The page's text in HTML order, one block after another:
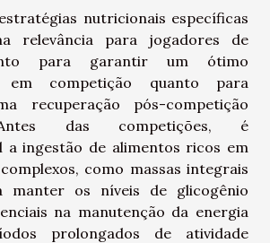
nutricionais específicas
relevância para jogadores de
para garantir um ótimo
em competição quanto para
recuperação pós-competição
das competições, é
a ingestão de alimentos ricos em
como massas integrais
manter os níveis de glicogênio
na manutenção da energia
prolongados de atividade